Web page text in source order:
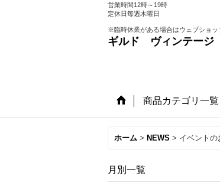
営業時間12時～19時
定休日毎週木曜日
※臨時休業がある場合はウェブショッ
ギルド ヴィンテージ
商品カテゴリ一覧
ホーム > NEWS > イベントの
月別一覧